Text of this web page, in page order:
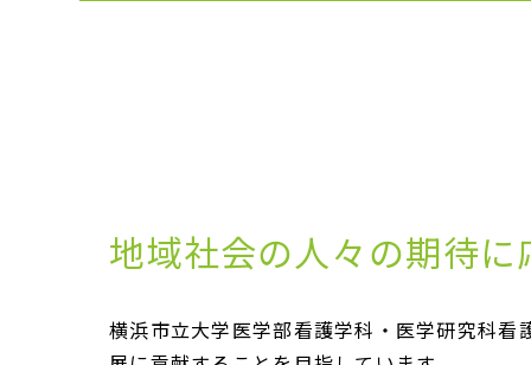
地域社会の人々の期待に
横浜市立大学医学部看護学科・医学研究科